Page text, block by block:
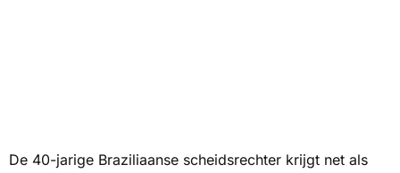
De 40-jarige Braziliaanse scheidsrechter krijgt net als